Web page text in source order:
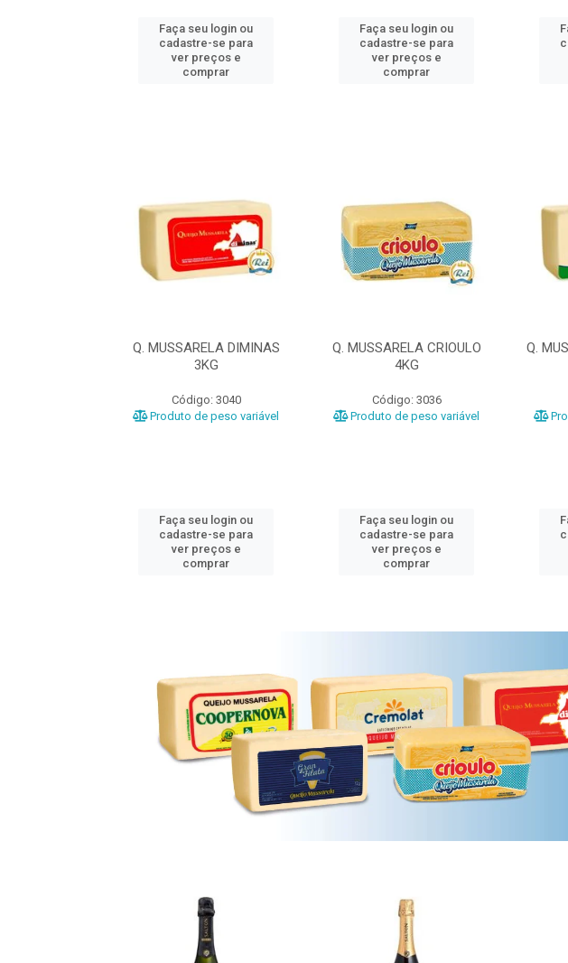
Faça seu login ou
cadastre-se para
ver preços e
comprar
Faça seu login ou
cadastre-se para
ver preços e
comprar
Q. MUSSARELA DIMINAS
3KG
Código: 3040
Produto de peso variável
Faça seu login ou
cadastre-se para
ver preços e
comprar
Q. MUSSARELA CRIOULO
4KG
Código: 3036
Produto de peso variável
Faça seu login ou
cadastre-se para
ver preços e
comprar
Q.